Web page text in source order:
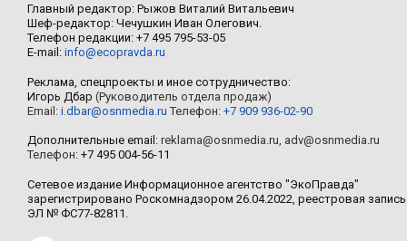
Главный редактор: Рыжов Виталий Витальевич
Шеф-редактор: Чечушкин Иван Олегович.
Телефон редакции: +7 495 795-53-05
E-mail: info@ecopravda.ru
Реклама, спецпроекты и иное сотрудничество:
Игорь Дбар (Руководитель отдела продаж)
Email: i.dbar@osnmedia.ru Телефон: +7 909 936-02-90
Дополнительные email: reklama@osnmedia.ru adv@osnmedia.ru
Телефон: +7 495 004-56-11
Сетевое издание Информационное агентство "ЭкоПравда"
зарегистрировано Роскомнадзором 26.04.2022, реестровая запись
ЭЛ № ФС77-82811.